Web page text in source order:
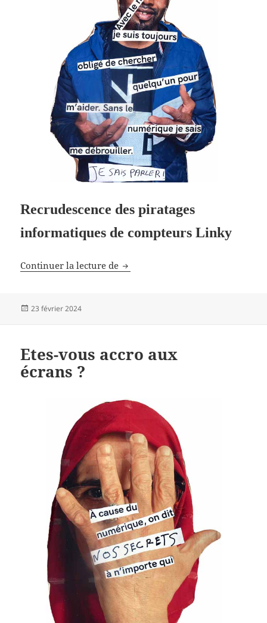
Recrudescence des piratages
informatiques de compteurs Linky
Continuer la lecture de Linky est piratable
Publié
23 février 2024
Etes-vous accro aux
écrans ?